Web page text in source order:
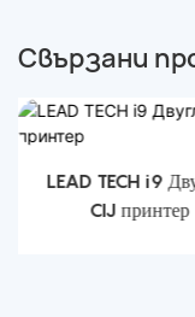
Свързани
LEAD TECH i9
CIJ принтер